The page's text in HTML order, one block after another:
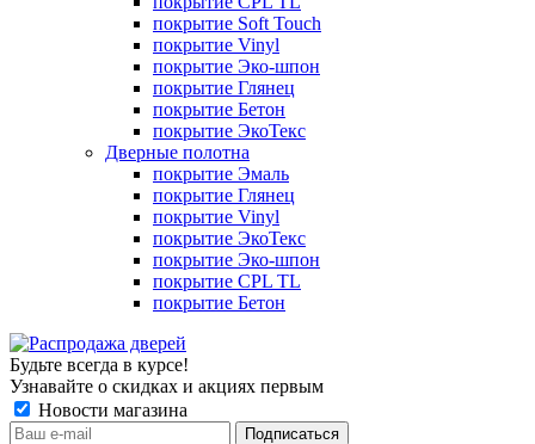
покрытие Soft Touch
покрытие Vinyl
покрытие Эко-шпон
покрытие Глянец
покрытие Бетон
покрытие ЭкоТекс
Дверные полотна
покрытие Эмаль
покрытие Глянец
покрытие Vinyl
покрытие ЭкоТекс
покрытие Эко-шпон
покрытие CPL TL
покрытие Бетон
Будьте всегда в курсе!
Узнавайте о скидках и акциях первым
Новости магазина